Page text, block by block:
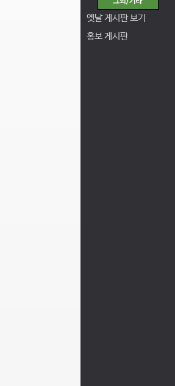
옛날 게시판 보기
홍보 게시판